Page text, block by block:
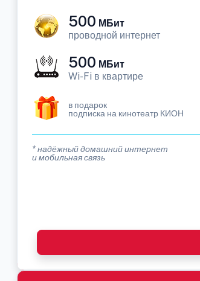
500 МБит
проводной интернет
500 МБит
Wi-Fi в квартире
в подарок
подписка на кинотеатр КИОН
* надёжный домашний интернет
и мобильная связь